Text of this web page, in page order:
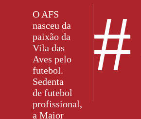
O AFS
nasceu da
paixão da
Vila das
Aves pelo
futebol.
Sedenta
de futebol
profissional,
a Maior
#